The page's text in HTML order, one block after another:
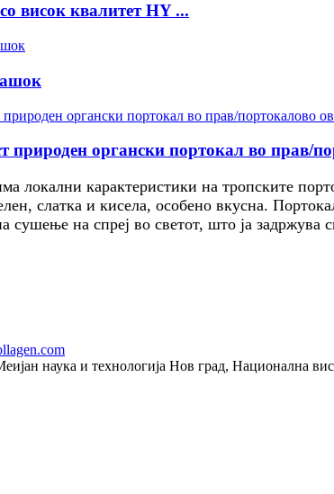
висок квалитет HY ...
природен органски портокал во прав/
локални карактеристики на тропските
слатка и кисела, особено вкусна.
сушење на спреј во светот, што ја задржува
наука и технологија Нов град, Национална